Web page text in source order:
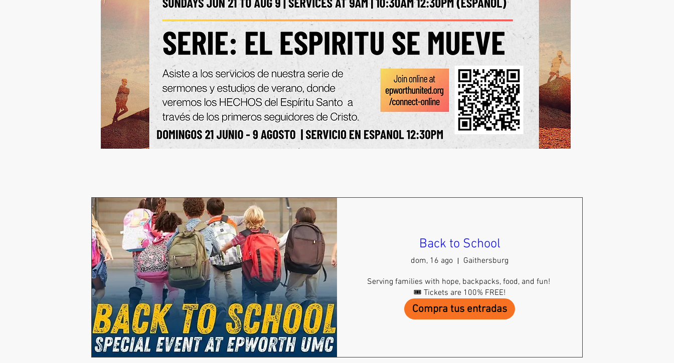
Back to School
dom, 16 ago Gaithersburg
Serving families with hope, backpacks, food, and fun!
🎟️ Tickets are 100% FREE!
Compra tus entradas